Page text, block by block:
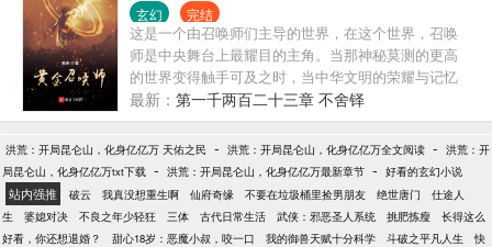
玄幻 完结
这是一个由召唤师们主导的世界，在这个世界，召唤
师是中央舞台上最耀目的主角。当那神秘莫测的更高
的世界变得触手可及之时，当中华文明的荣耀与记忆
照进现实之时，降临大炎帝国的召唤师的精彩故事，
就此开始……
最新： 第一千两百二十三章 不舍铎
洪荒：开局昆仑山，化身亿亿万 天佑之民 - 洪荒：开局昆仑山，化身亿亿万全文阅读 - 洪荒：开
局昆仑山，化身亿亿万txt下载 - 洪荒：开局昆仑山，化身亿亿万最新章节 - 好看的玄幻小说
站内强推 破云 我真没想重生啊 仙府奇缘 不要在垃圾桶里捡男朋友 绝世唐门
仕途人
生
婆媳对决 不良之年少轻狂 三体 古代日常生活 武侠：邪恶圣人系统 挑肥拣瘦
长得这么
好看，你还想退婚？
甜心18岁：恶魔小叔，咬一口 我的御兽天赋十分科学 斗破之平凡人生
快